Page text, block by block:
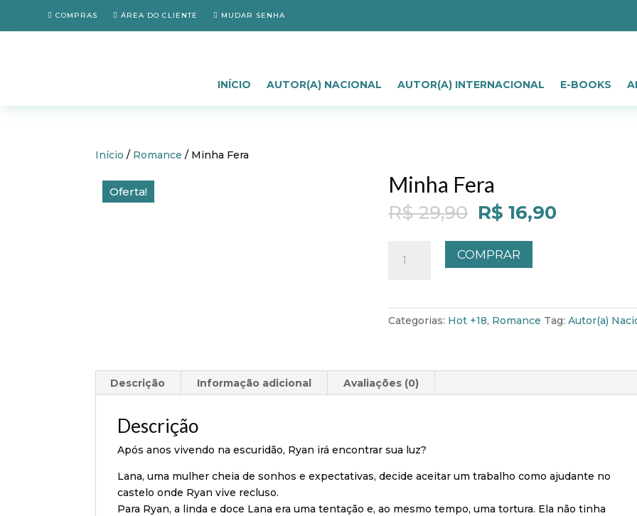
COMPRAS ÁREA DO CLIENTE MUDAR SENHA
INÍCIO AUTOR(A) NACIONAL AUTOR(A) INTERNACIONAL E-BOOKS
Início / Romance / Minha Fera
Oferta! Minha Fera
R$29,90 Original
price
was:
R$ 29,90.
R$ 16,90
Fera
COMPRAR
Categorias: Hot +18, Romance Tag:Autor(a)
Descrição Informação adicional Avaliações (0)
Descrição
Após anos vivendo na escuridão, Ryan irá encontrar sua luz?
Lana, uma mulher cheia de sonhos e expectativas, decide aceitar um trabalho como ajudante no
castelo onde Ryan vive recluso.
Para Ryan, a linda e doce Lana era uma tentação e, ao mesmo tempo, uma tortura. Ela não tinha